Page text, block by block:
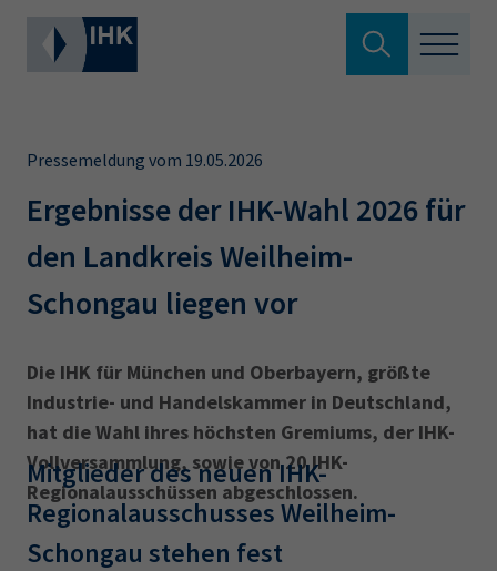
Aus- & Fortbildung
Berufszugang
Ratgeber
Service & Anträge
Über uns
Leichte Sprache
Suche verlassen
Wonach suchen Sie?
Suchen
Hier können Sie auch aus den meistgesuchten
Begriffen vorauswählen
34a 34c Ausbildungsvertrag
AdA
34d
Prüfungstermine
Wirtschaftsfachwirt
34f
Pressemeldung vom 19.05.2026
Ergebnisse der IHK-Wahl 2026 für
den Landkreis Weilheim-
Schongau liegen vor
Die IHK für München und Oberbayern, größte
Industrie- und Handelskammer in Deutschland,
hat die Wahl ihres höchsten Gremiums, der IHK-
Vollversammlung, sowie von 20 IHK-
Regionalausschüssen abgeschlossen.
Mitglieder des neuen IHK-
Regionalausschusses Weilheim-
Schongau stehen fest